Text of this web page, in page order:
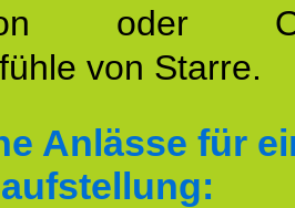
oder
von Starre.
Anlässe für